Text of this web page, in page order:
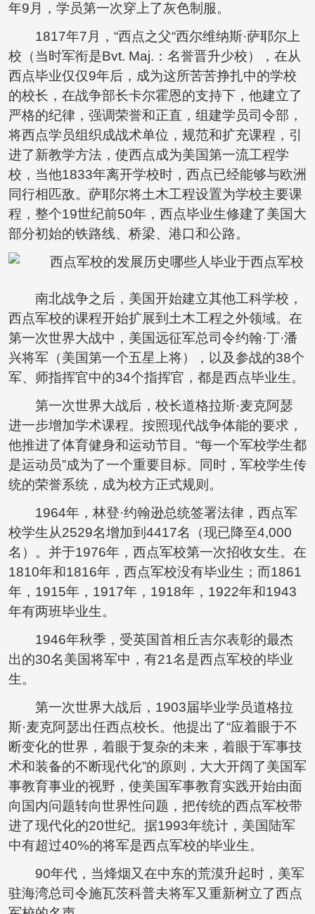
年9月，学员第一次穿上了灰色制服。
1817年7月，“西点之父“西尔维纳斯·萨耶尔上
校（当时军衔是Bvt. Maj.：名誉晋升少校），在从
西点毕业仅仅9年后，成为这所苦苦挣扎中的学校
的校长，在战争部长卡尔霍恩的支持下，他建立了
严格的纪律，强调荣誉和正直，组建学员司令部，
将西点学员组织成战术单位，规范和扩充课程，引
进了新教学方法，使西点成为美国第一流工程学
校，当他1833年离开学校时，西点已经能够与欧洲
同行相匹敌。萨耶尔将土木工程设置为学校主要课
程，整个19世纪前50年，西点毕业生修建了美国大
部分初始的铁路线、桥梁、港口和公路。
南北战争之后，美国开始建立其他工科学校，
西点军校的课程开始扩展到土木工程之外领域。在
第一次世界大战中，美国远征军总司令约翰·丁·潘
兴将军（美国第一个五星上将），以及参战的38个
军、师指挥官中的34个指挥官，都是西点毕业生。
第一次世界大战后，校长道格拉斯·麦克阿瑟
进一步增加学术课程。按照现代战争体能的要求，
他推进了体育健身和运动节目。“每一个军校学生都
是运动员”成为了一个重要目标。同时，军校学生传
统的荣誉系统，成为校方正式规则。
1964年，林登·约翰逊总统签署法律，西点军
校学生从2529名增加到4417名（现已降至4,000
名）。并于1976年，西点军校第一次招收女生。在
1810年和1816年，西点军校没有毕业生；而1861
年，1915年，1917年，1918年，1922年和1943
年有两班毕业生。
1946年秋季，受英国首相丘吉尔表彰的最杰
出的30名美国将军中，有21名是西点军校的毕业
生。
第一次世界大战后，1903届毕业学员道格拉
斯·麦克阿瑟出任西点校长。他提出了“应着眼于不
断变化的世界，着眼于复杂的未来，着眼于军事技
术和装备的不断现代化”的原则，大大开阔了美国军
事教育事业的视野，使美国军事教育实践开始由面
向国内问题转向世界性问题，把传统的西点军校带
进了现代化的20世纪。据1993年统计，美国陆军
中有超过40%的将军是西点军校的毕业生。
90年代，当烽烟又在中东的荒漠升起时，美军
驻海湾总司令施瓦茨科普夫将军又重新树立了西点